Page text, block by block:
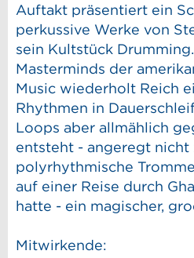
Auftakt präsentiert ein
perkussive Werke von
sein Kultstück
Masterminds der
Music wiederholt Reich
Rhythmen in
Loops aber allmählich
entsteht - angeregt
polyrhythmische
auf einer Reise durch
hatte - ein magischer,
Mitwirkende: